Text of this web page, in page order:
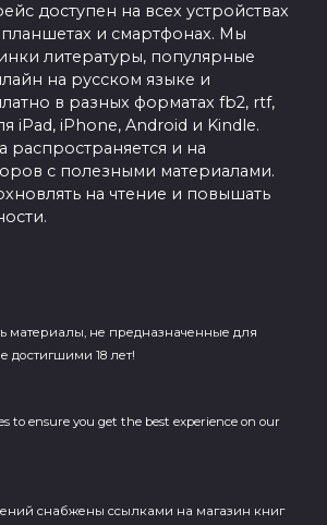
доступен на всех устройствах
и смартфонах. Мы
литературы, популярные
на русском языке и
в разных форматах fb2, rtf,
iPad, iPhone, Android и Kindle.
и на
с полезными материалами.
на чтение и повышать
материалы, не предназначенные для
достигшими 18 лет!
to ensure you get the best experience on our
cнабжены ссылками на магазин книг